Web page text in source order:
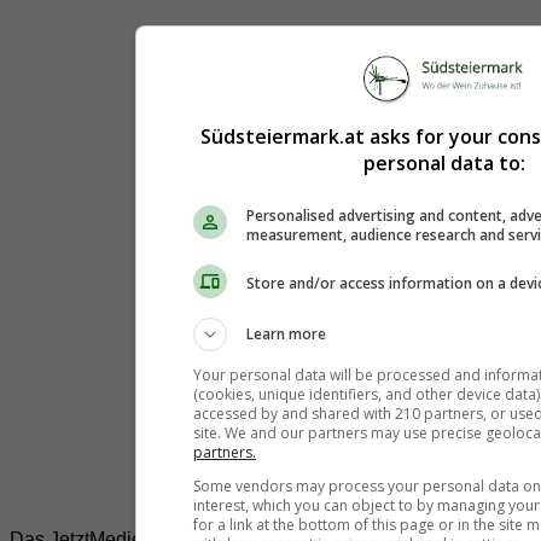
Südsteiermark.at asks for your
personal data to:
Personalised advertising and content,
measurement, audience research and
Store and/or access information on a
Learn more
Your personal data will be processed and
(cookies, unique identifiers, and other device
accessed by and shared with 210 partners, or
site. We and our partners may use precise
partners.
Some vendors may process your personal data
interest, which you can object to by managing
for a link at the bottom of this page or in the site